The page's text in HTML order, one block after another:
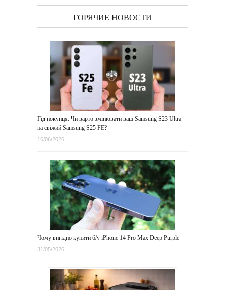
ГОРЯЧИЕ НОВОСТИ
Гід покупця: Чи варто змінювати ваш Samsung S23 Ultra
на свіжий Samsung S25 FE?
16/06/2026
Чому вигідно купити б/у iPhone 14 Pro Max Deep Purple
31/05/2026